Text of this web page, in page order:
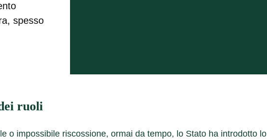
spesso
ruoli
o impossibile riscossione, ormai da tempo, lo Stato ha introdotto lo